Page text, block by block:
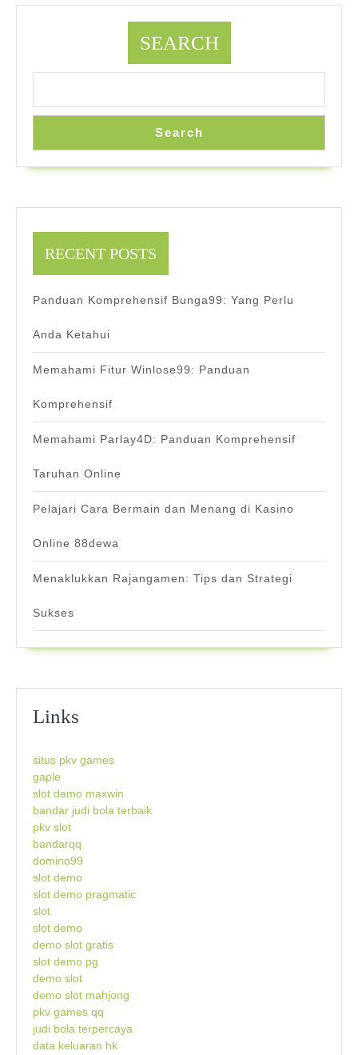
SEARCH
Search
RECENT POSTS
Panduan Komprehensif Bunga99: Yang Perlu
Anda Ketahui
Memahami Fitur Winlose99: Panduan
Komprehensif
Memahami Parlay4D: Panduan Komprehensif
Taruhan Online
Pelajari Cara Bermain dan Menang di Kasino
Online 88dewa
Menaklukkan Rajangamen: Tips dan Strategi
Sukses
Links
situs pkv games
gaple
slot demo maxwin
bandar judi bola terbaik
pkv slot
bandarqq
domino99
slot demo
slot demo pragmatic
slot
slot demo
demo slot gratis
slot demo pg
demo slot
demo slot mahjong
pkv games qq
judi bola terpercaya
data keluaran hk